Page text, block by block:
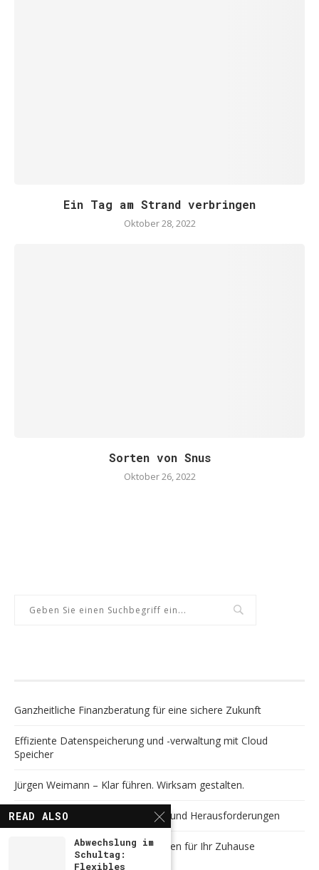
Ein Tag am Strand verbringen
Oktober 28, 2022
Sorten von Snus
Oktober 26, 2022
Ganzheitliche Finanzberatung für eine sichere Zukunft
Effiziente Datenspeicherung und -verwaltung mit Cloud
Speicher
Jürgen Weimann – Klar führen. Wirksam gestalten.
Digitalisierung meistern: Chancen und Herausforderungen
Vielseitige Gestaltungsmöglichkeiten für Ihr Zuhause
READ ALSO
Abwechslung im
Schultag:
Flexibles